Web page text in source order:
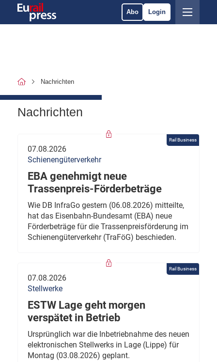
Abo Login
Nachrichten
Nachrichten
Rail Business
07.08.2026
Schienengüterverkehr
EBA genehmigt neue
Trassenpreis-Förderbeträge
Wie DB InfraGo gestern (06.08.2026) mitteilte,
hat das Eisenbahn-Bundesamt (EBA) neue
Förderbeträge für die Trassenpreisförderung im
Schienengüterverkehr (TraFöG) beschieden.
Rail Business
07.08.2026
Stellwerke
ESTW Lage geht morgen
verspätet in Betrieb
Ursprünglich war die Inbetriebnahme des neuen
elektronischen Stellwerks in Lage (Lippe) für
Montag (03.08.2026) geplant.